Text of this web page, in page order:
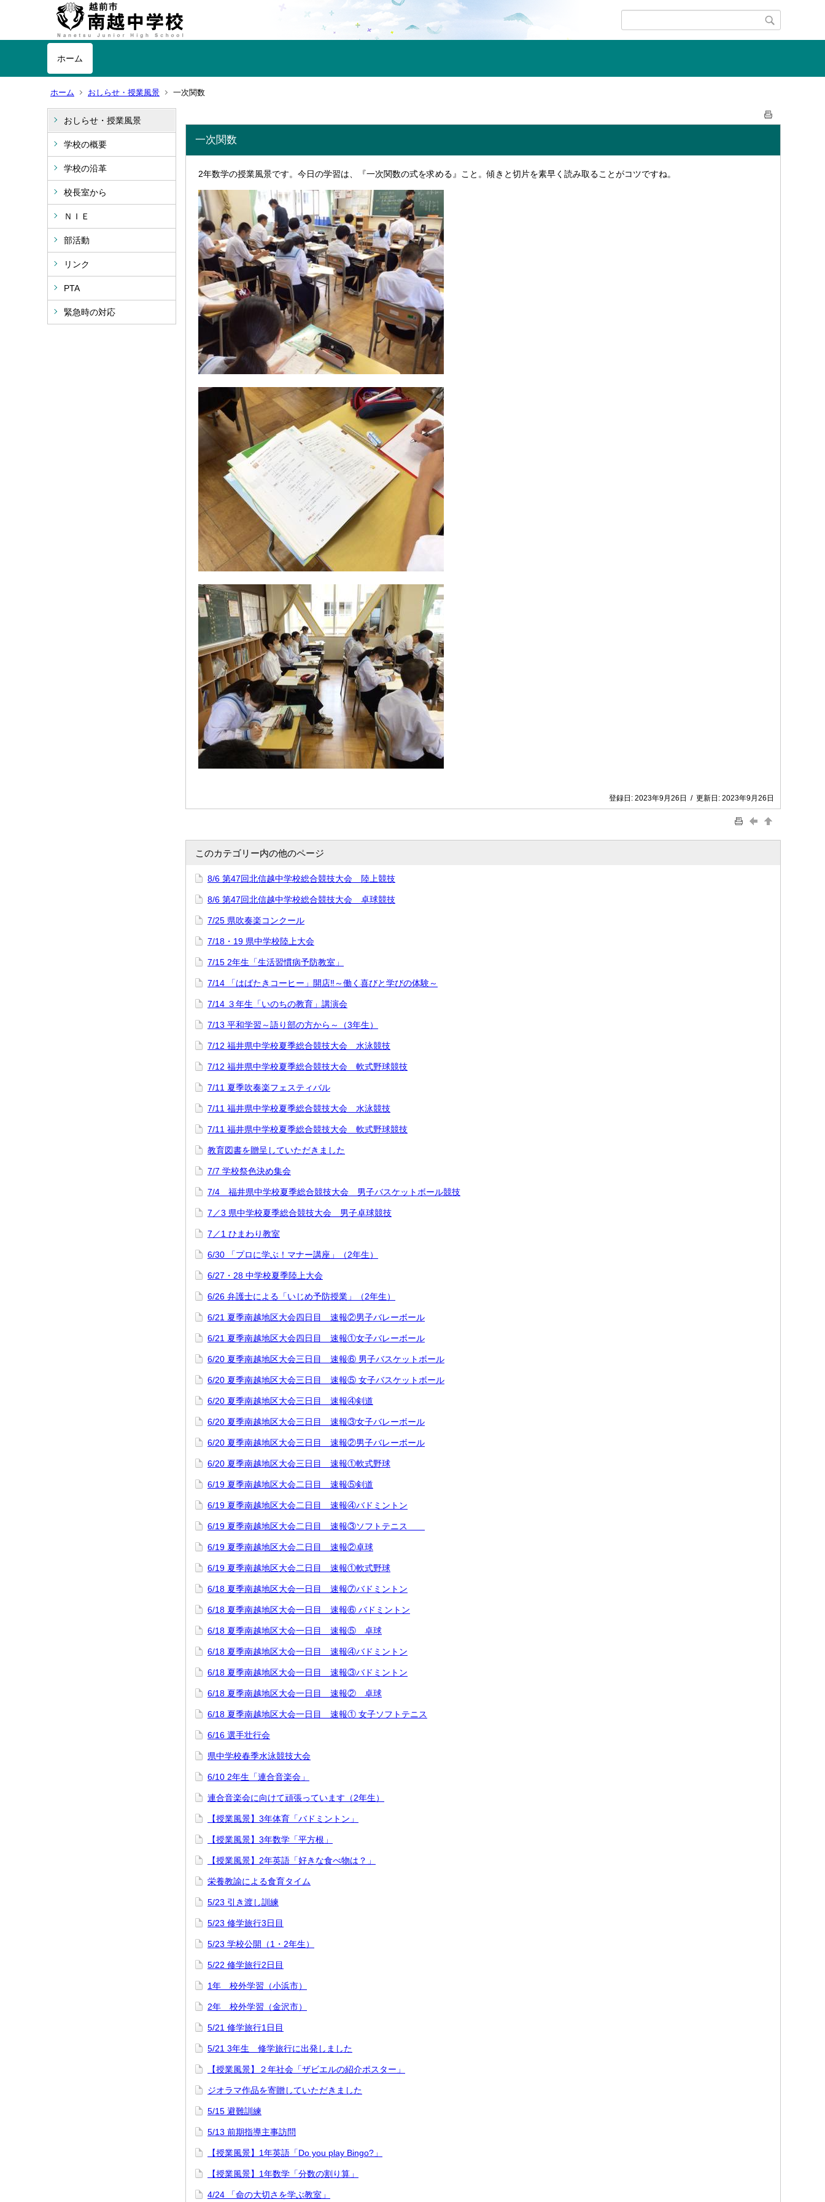
ホーム
ホーム おしらせ・授業風景 一次関数
おしらせ・授業風景
学校の概要
学校の沿革
校長室から
ＮＩＥ
部活動
リンク
PTA
緊急時の対応
一次関数
2年数学の授業風景です。今日の学習は、『一次関数の式を求める』こと。傾きと切片を素早く読み取ることがコツですね。
登録日: 2023年9月26日 / 更新日: 2023年9月26日
このカテゴリー内の他のページ
8/6 第47回北信越中学校総合競技大会 陸上競技
8/6 第47回北信越中学校総合競技大会 卓球競技
7/25 県吹奏楽コンクール
7/18・19 県中学校陸上大会
7/15 2年生「生活習慣病予防教室」
7/14 「はばたきコーヒー」開店‼︎～働く喜びと学びの体験～
7/14 ３年生「いのちの教育」講演会
7/13 平和学習～語り部の方から～（3年生）
7/12 福井県中学校夏季総合競技大会 水泳競技
7/12 福井県中学校夏季総合競技大会 軟式野球競技
7/11 夏季吹奏楽フェスティバル
7/11 福井県中学校夏季総合競技大会 水泳競技
7/11 福井県中学校夏季総合競技大会 軟式野球競技
教育図書を贈呈していただきました
7/7 学校祭色決め集会
7/4 福井県中学校夏季総合競技大会 男子バスケットボール競技
7／3 県中学校夏季総合競技大会 男子卓球競技
7／1 ひまわり教室
6/30 「プロに学ぶ！マナー講座」（2年生）
6/27・28 中学校夏季陸上大会
6/26 弁護士による「いじめ予防授業」（2年生）
6/21 夏季南越地区大会四日目 速報②男子バレーボール
6/21 夏季南越地区大会四日目 速報①女子バレーボール
6/20 夏季南越地区大会三日目 速報⑥ 男子バスケットボール
6/20 夏季南越地区大会三日目 速報⑤ 女子バスケットボール
6/20 夏季南越地区大会三日目 速報④剣道
6/20 夏季南越地区大会三日目 速報③女子バレーボール
6/20 夏季南越地区大会三日目 速報②男子バレーボール
6/20 夏季南越地区大会三日目 速報①軟式野球
6/19 夏季南越地区大会二日目 速報⑤剣道
6/19 夏季南越地区大会二日目 速報④バドミントン
6/19 夏季南越地区大会二日目 速報③ソフトテニス
6/19 夏季南越地区大会二日目 速報②卓球
6/19 夏季南越地区大会二日目 速報①軟式野球
6/18 夏季南越地区大会一日目 速報⑦バドミントン
6/18 夏季南越地区大会一日目 速報⑥ バドミントン
6/18 夏季南越地区大会一日目 速報⑤ 卓球
6/18 夏季南越地区大会一日目 速報④バドミントン
6/18 夏季南越地区大会一日目 速報③バドミントン
6/18 夏季南越地区大会一日目 速報② 卓球
6/18 夏季南越地区大会一日目 速報① 女子ソフトテニス
6/16 選手壮行会
県中学校春季水泳競技大会
6/10 2年生「連合音楽会」
連合音楽会に向けて頑張っています（2年生）
【授業風景】3年体育「バドミントン」
【授業風景】3年数学「平方根」
【授業風景】2年英語「好きな食べ物は？」
栄養教諭による食育タイム
5/23 引き渡し訓練
5/23 修学旅行3日目
5/23 学校公開（1・2年生）
5/22 修学旅行2日目
1年 校外学習（小浜市）
2年 校外学習（金沢市）
5/21 修学旅行1日目
5/21 3年生 修学旅行に出発しました
【授業風景】２年社会「ザビエルの紹介ポスター」
ジオラマ作品を寄贈していただきました
5/15 避難訓練
5/13 前期指導主事訪問
【授業風景】1年英語「Do you play Bingo?」
【授業風景】1年数学「分数の割り算」
4/24 「命の大切さを学ぶ教室」